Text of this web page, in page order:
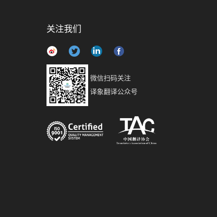
关注我们
微信扫码关注
译象翻译公众号